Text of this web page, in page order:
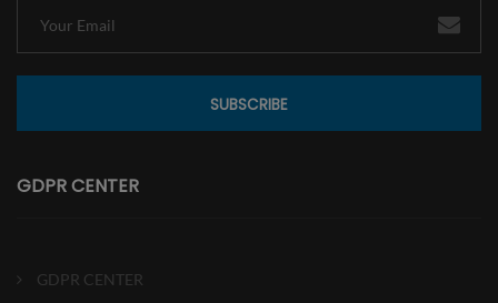
SUBSCRIBE
GDPR CENTER
GDPR CENTER